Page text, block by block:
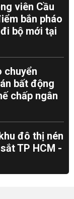
viên Cầu
bắn pháo
bộ mới tại
chuyển
bất động
chấp ngân
đô thị nén
TP HCM -